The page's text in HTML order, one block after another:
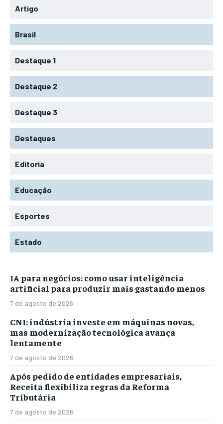
Artigo
Brasil
Destaque 1
Destaque 2
Destaque 3
Destaques
Editoria
Educação
Esportes
Estado
IA para negócios: como usar inteligência
artificial para produzir mais gastando menos
7 de agosto de 2026
CNI: indústria investe em máquinas novas,
mas modernização tecnológica avança
lentamente
7 de agosto de 2026
Após pedido de entidades empresariais,
Receita flexibiliza regras da Reforma
Tributária
7 de agosto de 2026